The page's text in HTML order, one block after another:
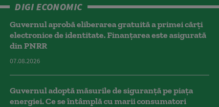
DIGI ECONOMIC
Guvernul aprobă eliberarea gratuită a primei cărţi
electronice de identitate. Finanțarea este asigurată
din PNRR
07.08.2026
Guvernul adoptă măsurile de siguranță pe piața
energiei. Ce se întâmplă cu marii consumatori